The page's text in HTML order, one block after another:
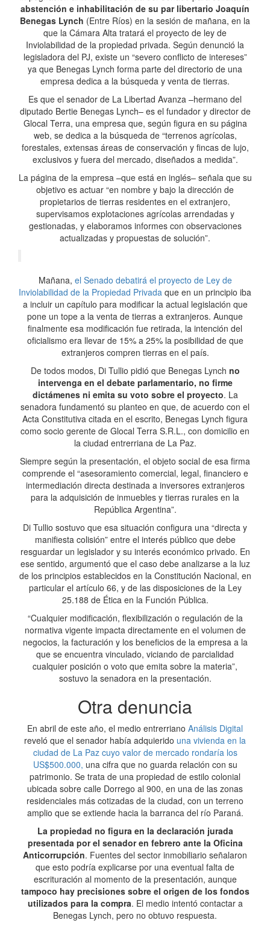
abstención e inhabilitación de su par libertario Joaquín
Benegas Lynch (Entre Ríos) en la sesión de mañana, en la
que la Cámara Alta tratará el proyecto de ley de
Inviolabilidad de la propiedad privada. Según denunció la
legisladora del PJ, existe un “severo conflicto de intereses”
ya que Benegas Lynch forma parte del directorio de una
empresa dedica a la búsqueda y venta de tierras.
Es que el senador de La Libertad Avanza –hermano del
diputado Bertie Benegas Lynch– es el fundador y director de
Glocal Terra, una empresa que, según figura en su página
web, se dedica a la búsqueda de “terrenos agrícolas,
forestales, extensas áreas de conservación y fincas de lujo,
exclusivos y fuera del mercado, diseñados a medida”.
La página de la empresa –que está en inglés– señala que su
objetivo es actuar “en nombre y bajo la dirección de
propietarios de tierras residentes en el extranjero,
supervisamos explotaciones agrícolas arrendadas y
gestionadas, y elaboramos informes con observaciones
actualizadas y propuestas de solución”.
Mañana, el Senado debatirá el proyecto de Ley de
Inviolabilidad de la Propiedad Privada que en un principio iba
a incluir un capítulo para modificar la actual legislación que
pone un tope a la venta de tierras a extranjeros. Aunque
finalmente esa modificación fue retirada, la intención del
oficialismo era llevar de 15% a 25% la posibilidad de que
extranjeros compren tierras en el país.
De todos modos, Di Tullio pidió que Benegas Lynch no
intervenga en el debate parlamentario, no firme
dictámenes ni emita su voto sobre el proyecto. La
senadora fundamentó su planteo en que, de acuerdo con el
Acta Constitutiva citada en el escrito, Benegas Lynch figura
como socio gerente de Glocal Terra S.R.L., con domicilio en
la ciudad entrerriana de La Paz.
Siempre según la presentación, el objeto social de esa firma
comprende el “asesoramiento comercial, legal, financiero e
intermediación directa destinada a inversores extranjeros
para la adquisición de inmuebles y tierras rurales en la
República Argentina”.
Di Tullio sostuvo que esa situación configura una “directa y
manifiesta colisión” entre el interés público que debe
resguardar un legislador y su interés económico privado. En
ese sentido, argumentó que el caso debe analizarse a la luz
de los principios establecidos en la Constitución Nacional, en
particular el artículo 66, y de las disposiciones de la Ley
25.188 de Ética en la Función Pública.
“Cualquier modificación, flexibilización o regulación de la
normativa vigente impacta directamente en el volumen de
negocios, la facturación y los beneficios de la empresa a la
que se encuentra vinculado, viciando de parcialidad
cualquier posición o voto que emita sobre la materia”,
sostuvo la senadora en la presentación.
Otra denuncia
En abril de este año, el medio entrerriano Análisis Digital
reveló que el senador había adquierido una vivienda en la
ciudad de La Paz cuyo valor de mercado rondaría los
US$500.000, una cifra que no guarda relación con su
patrimonio. Se trata de una propiedad de estilo colonial
ubicada sobre calle Dorrego al 900, en una de las zonas
residenciales más cotizadas de la ciudad, con un terreno
amplio que se extiende hacia la barranca del río Paraná.
La propiedad no figura en la declaración jurada
presentada por el senador en febrero ante la Oficina
Anticorrupción. Fuentes del sector inmobiliario señalaron
que esto podría explicarse por una eventual falta de
escrituración al momento de la presentación, aunque
tampoco hay precisiones sobre el origen de los fondos
utilizados para la compra. El medio intentó contactar a
Benegas Lynch, pero no obtuvo respuesta.